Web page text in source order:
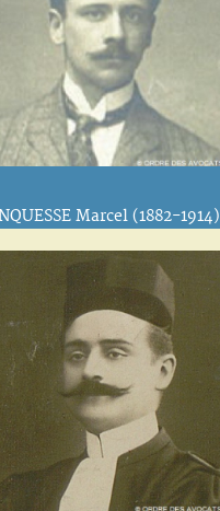
Marcel (1882-1914)